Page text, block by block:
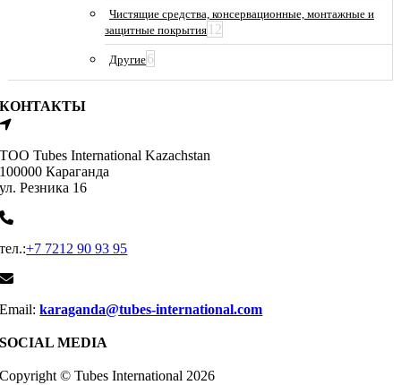
Чистящие средства, консервационные, монтажные и
защитные покрытия 12
Другие6
КОНТАКТЫ
ТОО Tubes International Kazachstan
100000 Караганда
ул. Резника 16
тел.:+7 7212 90 93 95
Email:karaganda@tubes-international.com
SOCIAL MEDIA
Copyright © Tubes International 2026